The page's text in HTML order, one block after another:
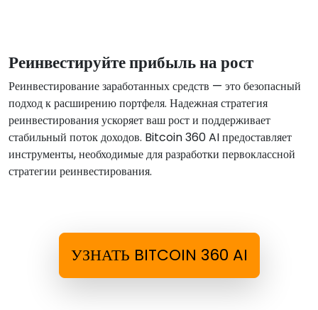
Реинвестируйте прибыль на рост
Реинвестирование заработанных средств — это безопасный
подход к расширению портфеля. Надежная стратегия
реинвестирования ускоряет ваш рост и поддерживает
стабильный поток доходов. Bitcoin 360 AI предоставляет
инструменты, необходимые для разработки первоклассной
стратегии реинвестирования.
УЗНАТЬ BITCOIN 360 AI